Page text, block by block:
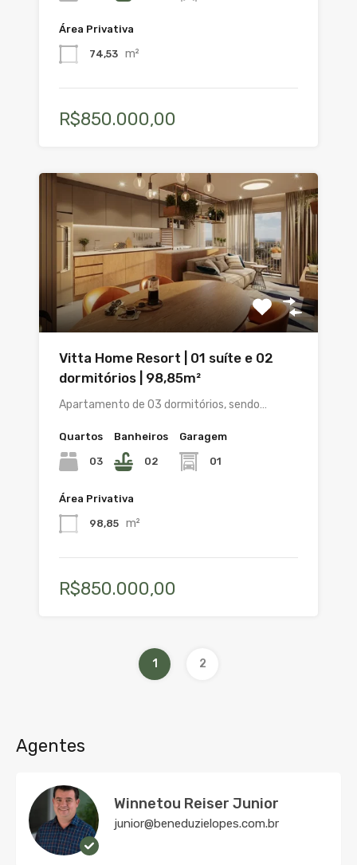
Área Privativa
74,53 m²
R$850.000,00
Vitta Home Resort | 01 suíte e 02
dormitórios | 98,85m²
Apartamento de 03 dormitórios, sendo…
Quartos
03
Banheiros
02
Garagem
01
Área Privativa
98,85 m²
R$850.000,00
1 2
Agentes
Winnetou Reiser Junior
junior@beneduzielopes.com.br